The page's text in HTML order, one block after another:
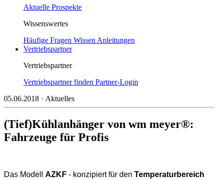
Aktuelle Prospekte
Wissenswertes
Häufige Fragen Wissen Anleitungen
Vertriebspartner
Vertriebspartner
Vertriebspartner finden Partner-Login
05.06.2018 · Aktuelles
(Tief)Kühlanhänger von wm meyer®:
Fahrzeuge für Profis
Das Modell AZKF - konzipiert für den Temperaturbereich